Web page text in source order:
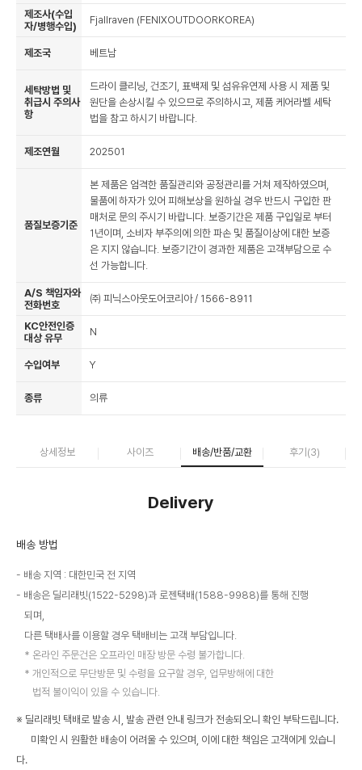
제조사(수입
자/병행수입)
Fjallraven (FENIXOUTDOORKOREA)
제조국 베트남
세탁방법 및
취급시 주의사
항
드라이 클리닝, 건조기, 표백제 및 섬유유연제 사용 시 제품 및
원단을 손상시킬 수 있으므로 주의하시고, 제품 케어라벨 세탁
법을 참고 하시기 바랍니다.
제조연월 202501
품질보증기준
본 제품은 엄격한 품질관리와 공정관리를 거쳐 제작하였으며,
물품에 하자가 있어 피해보상을 원하실 경우 반드시 구입한 판
매처로 문의 주시기 바랍니다. 보증기간은 제품 구입일로 부터
1년이며, 소비자 부주의에 의한 파손 및 품질이상에 대한 보증
은 지지 않습니다. 보증기간이 경과한 제품은 고객부담으로 수
선 가능합니다.
A/S 책임자와
전화번호
㈜ 피닉스아웃도어코리아 / 1566-8911
KC안전인증
대상 유무
N
수입여부 Y
종류 의류
상세정보 사이즈 배송/반품/교환 후기(3)
Delivery
배송 방법
배송 지역 : 대한민국 전 지역
배송은 딜리래빗(1522-5298)과 로젠택배(1588-9988)를 통해 진행
되며,
다른 택배사를 이용할 경우 택배비는 고객 부담입니다.
온라인 주문건은 오프라인 매장 방문 수령 불가합니다.
개인적으로 무단방문 및 수령을 요구할 경우, 업무방해에 대한
법적 불이익이 있을 수 있습니다.
※ 딜리래빗 택배로 발송 시, 발송 관련 안내 링크가 전송되오니 확인 부탁드립니다.
미확인 시 원활한 배송이 어려울 수 있으며, 이에 대한 책임은 고객에게 있습니
다.